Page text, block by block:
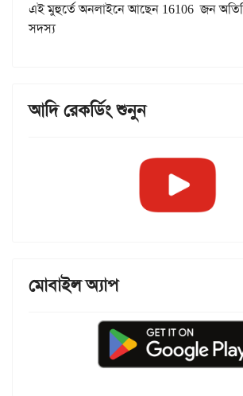
এই মুহুর্তে অনলাইনে আছেন 16106 জন
সদস্য
আদি রেকর্ডিং শুনুন
মোবাইল অ্যাপ